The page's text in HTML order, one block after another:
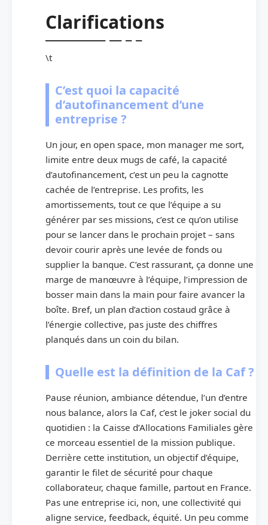
Clarifications
\t
C’est quoi la capacité
d’autofinancement d’une
entreprise ?
Un jour, en open space, mon manager me sort,
limite entre deux mugs de café, la capacité
d’autofinancement, c’est un peu la cagnotte
cachée de l’entreprise. Les profits, les
amortissements, tout ce que l’équipe a su
générer par ses missions, c’est ce qu’on utilise
pour se lancer dans le prochain projet – sans
devoir courir après une levée de fonds ou
supplier la banque. C’est rassurant, ça donne une
marge de manœuvre à l’équipe, l’impression de
bosser main dans la main pour faire avancer la
boîte. Bref, un plan d’action costaud grâce à
l’énergie collective, pas juste des chiffres
planqués dans un coin du bilan.
Quelle est la définition de la Caf ?
Pause réunion, ambiance détendue, l’un d’entre
nous balance, alors la Caf, c’est le joker social du
quotidien : la Caisse d’Allocations Familiales gère
ce morceau essentiel de la mission publique.
Derrière cette institution, un objectif d’équipe,
garantir le filet de sécurité pour chaque
collaborateur, chaque famille, partout en France.
Pas une entreprise ici, non, une collectivité qui
aligne service, feedback, équité. Un peu comme